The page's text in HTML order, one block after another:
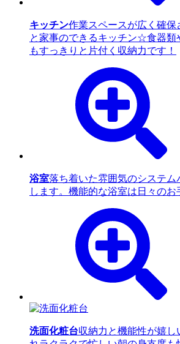
キッチン作業スペースが広く確保
と家事のできるキッチン☆食器類
もすっきりと片付く収納力です！
浴室落ち着いた雰囲気のシステム
します。機能的な浴室は日々のお
洗面化粧台収納力と機能性が嬉し